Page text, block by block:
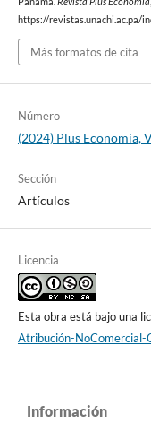
https://revistas.unachi.ac.pa/
Más formatos de cita
Número
(2024) Plus Economía,
Sección
Artículos
Licencia
Esta obra está bajo una
Atribución-
Información